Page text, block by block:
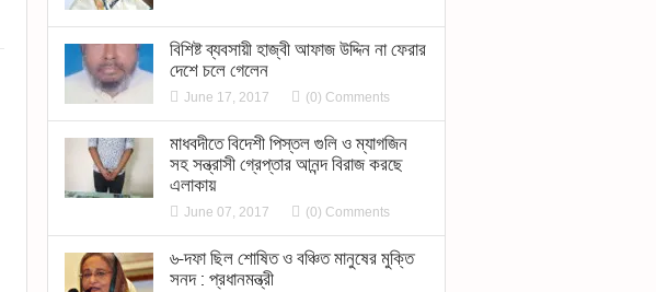
বিশিষ্ট ব্যবসায়ী হাজ্বী আফাজ উদ্দিন না ফেরার
দেশে চলে গেলেন
June 17, 2017 (0) Comments
মাধবদীতে বিদেশী পিস্তল গুলি ও ম্যাগজিন
সহ সন্ত্রাসী গ্রেপ্তার আনন্দ বিরাজ করছে
এলাকায়
June 07, 2017 (0) Comments
৬-দফা ছিল শোষিত ও বঞ্চিত মানুষের মুক্তি
সনদ : প্রধানমন্ত্রী